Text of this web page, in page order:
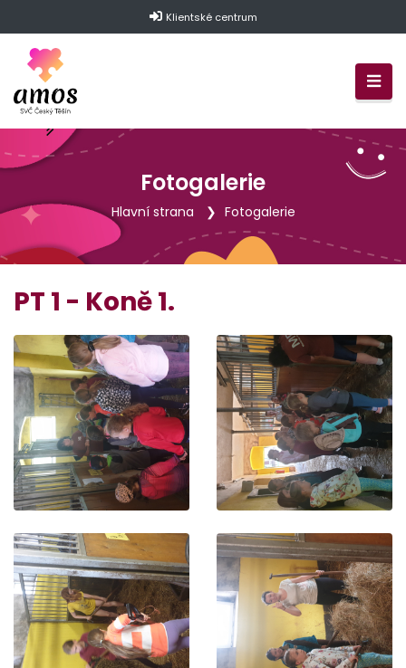
Klientské centrum
Fotogalerie
Hlavní strana Fotogalerie
PT 1 - Koně 1.